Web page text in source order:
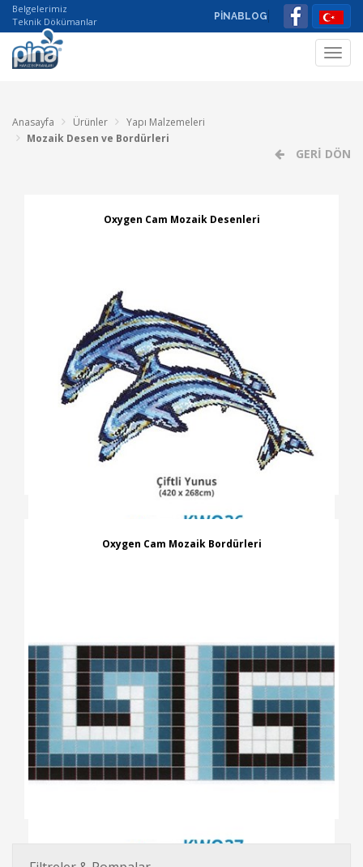
Belgelerimiz
Teknik Dökümanlar
PİNABLOG
Anasayfa Ürünler
Yapı Malzemeleri
Mozaik Desen ve Bordürleri
GERİ DÖN
Oxygen Cam Mozaik Desenleri
Oxygen Cam Mozaik Bordürleri